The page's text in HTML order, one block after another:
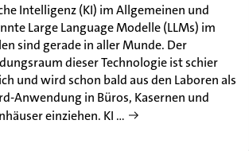
Intelligenz (KI) im Allgemeinen und
Large Language Modelle (LLMs) im
sind gerade in aller Munde. Der
dieser Technologie ist schier
und wird schon bald aus den Laboren als
Anwendung in Büros, Kasernen und
einziehen. KI …